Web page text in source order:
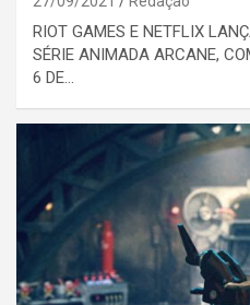
RIOT GAMES E NETFLIX
SÉRIE ANIMADA ARCANE,
6 DE…